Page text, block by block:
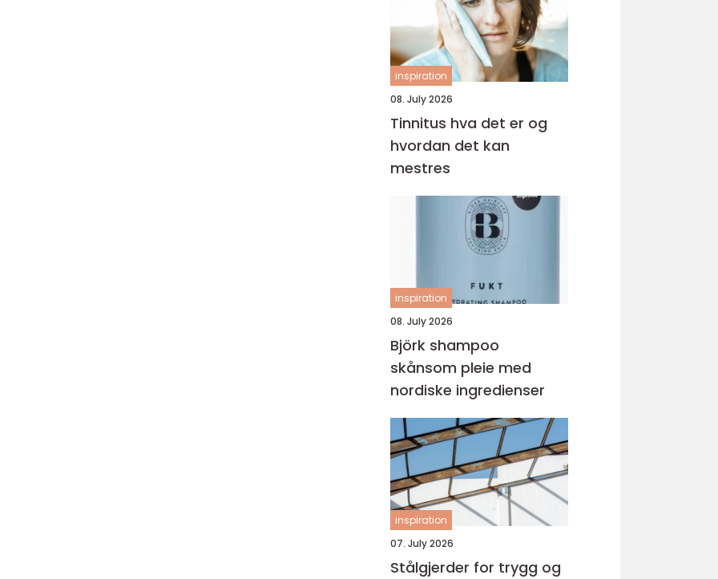
inspiration
08. July 2026
Tinnitus hva det er og
hvordan det kan
mestres
inspiration
08. July 2026
Björk shampoo
skånsom pleie med
nordiske ingredienser
inspiration
07. July 2026
Stålgjerder for trygg og